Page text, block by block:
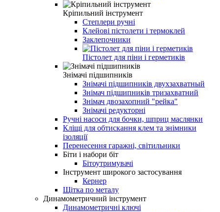
Кріпильний інструмент
Степлери ручні
Клейові пістолети і термоклей
Заклепочники
Пістолет для піни і герметиків
Знімачі підшипників
Знімачі підшипників двухзахватный
Знімач підшипників тризахватний
Знімач двозахопний "рейка"
Знімачі редукторні
Ручні насоси для бочки, шприц маслянки
Кліщі для обтискання клем та знімники
ізоляції
Перенесення гаражні, світильники
Біти і набори біт
Бітоутримувачі
Інструмент широкого застосування
Кернер
Щітка по металу
Динамометричний інструмент
Динамометричні ключі